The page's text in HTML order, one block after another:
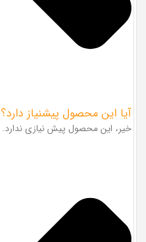
آیا این محصول پیشنیاز دارد؟
خیر، این محصول پیش نیازی ندارد.